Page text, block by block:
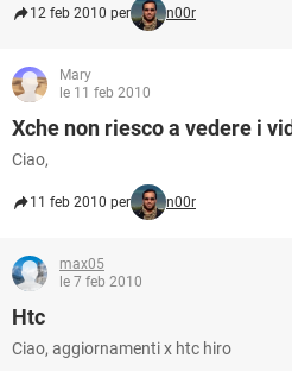
12 feb 2010 per n00r
Mary
le 11 feb 2010
Xche non riesco a vedere i
Ciao,
11 feb 2010 per n00r
max05
le 7 feb 2010
Htc
Ciao, aggiornamenti x htc hiro